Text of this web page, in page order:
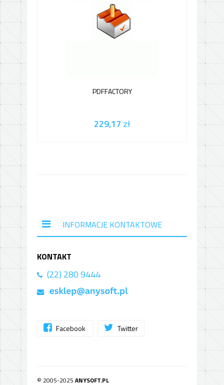
PDFFACTORY
229,17 zł
INFORMACJE KONTAKTOWE
KONTAKT
(22) 280 9444
Facebook Twitter
© 2005-2025 ANYSOFT.PL